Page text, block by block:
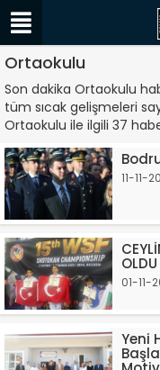
Ortaokulu
Son dakika Ortaokulu
tüm sıcak gelişmeleri
Ortaokulu ile ilgili 37
11-11-
OLDU
01-11-
Yeni